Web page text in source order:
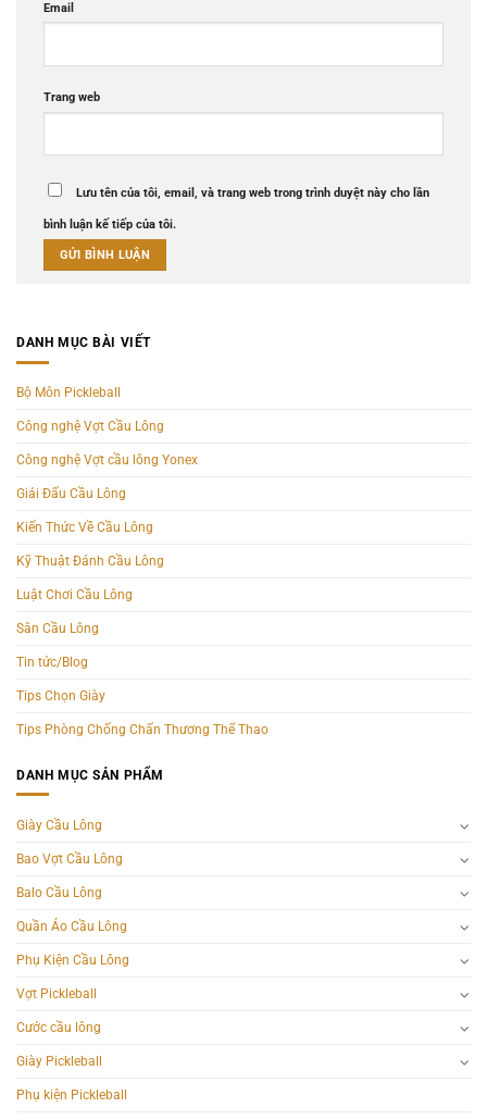
Email
Trang web
Lưu tên của tôi, email, và trang web trong trình duyệt này cho lần
bình luận kế tiếp của tôi.
DANH MỤC BÀI VIẾT
Bộ Môn Pickleball
Công nghệ Vợt Cầu Lông
Công nghệ Vợt cầu lông Yonex
Giải Đấu Cầu Lông
Kiến Thức Về Cầu Lông
Kỹ Thuật Đánh Cầu Lông
Luật Chơi Cầu Lông
Sân Cầu Lông
Tin tức/Blog
Tips Chọn Giày
Tips Phòng Chống Chấn Thương Thể Thao
DANH MỤC SẢN PHẨM
Giày Cầu Lông
Bao Vợt Cầu Lông
Balo Cầu Lông
Quần Áo Cầu Lông
Phụ Kiện Cầu Lông
Vợt Pickleball
Cước cầu lông
Giày Pickleball
Phụ kiện Pickleball